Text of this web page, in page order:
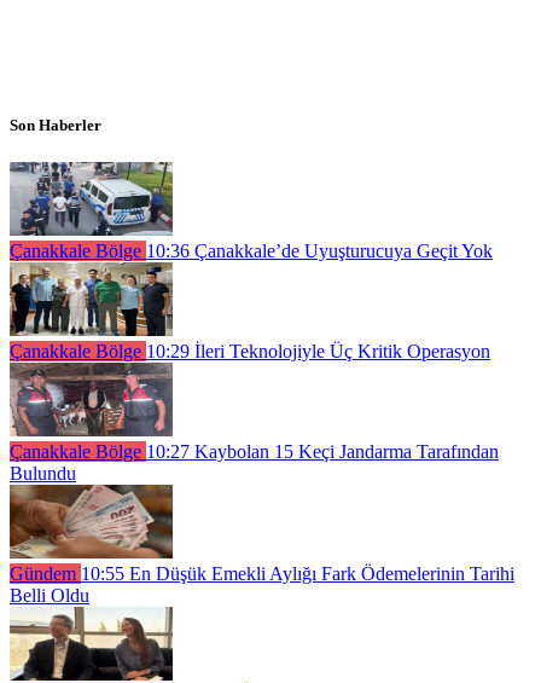
Son Haberler
Çanakkale Bölge 10:36 Çanakkale’de Uyuşturucuya Geçit Yok
Çanakkale Bölge 10:29 İleri Teknolojiyle Üç Kritik Operasyon
Çanakkale Bölge 10:27 Kaybolan 15 Keçi Jandarma Tarafından
Bulundu
Gündem 10:55 En Düşük Emekli Aylığı Fark Ödemelerinin Tarihi
Belli Oldu